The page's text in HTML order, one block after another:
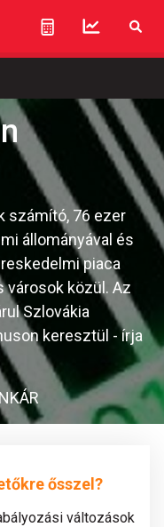
számító, 76 ezer
állományával és
piaca
városok közül. Az
Szlovákia
keresztül - írja
ősszel?
változások